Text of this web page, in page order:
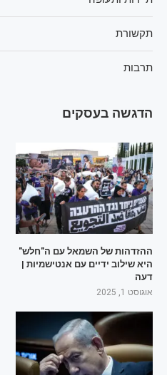
תקשורת
תרבות
הדגשה בעסקים
ההזדהות של השמאל עם ה"חלש"
היא שילוב ידיים עם אנטישמיות |
דעה
אוגוסט 1, 2025